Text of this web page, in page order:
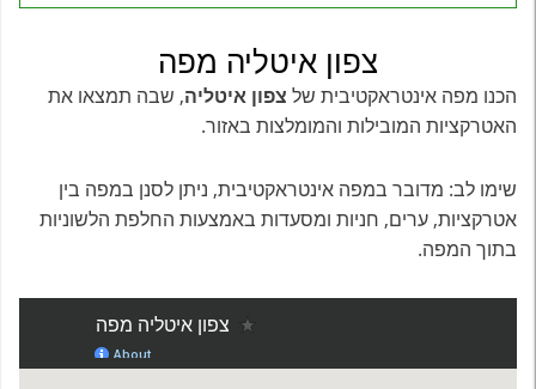
צפון איטליה מפה
הכנו מפה אינטראקטיבית של צפון איטליה, שבה תמצאו את
האטרקציות המובילות והמומלצות באזור.
שימו לב: מדובר במפה אינטראקטיבית, ניתן לסנן במפה בין
אטרקציות, ערים, חניות ומסעדות באמצעות החלפת הלשוניות
בתוך המפה.